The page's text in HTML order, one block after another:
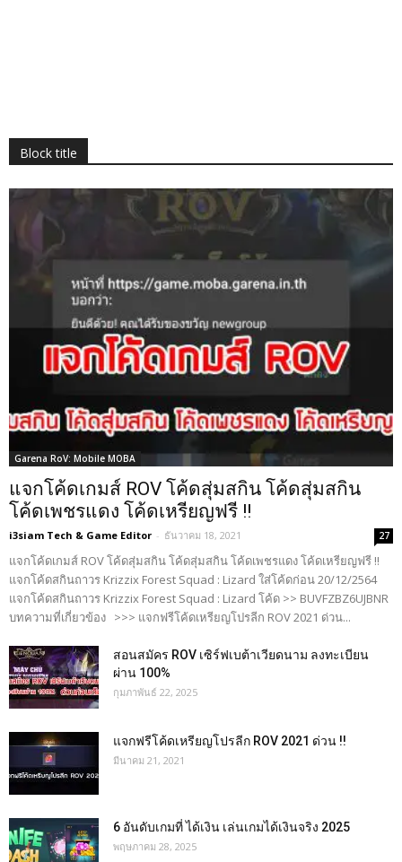
Block title
Garena RoV: Mobile MOBA
แจกโค้ดเกมส์ ROV โค้ดสุ่มสกิน โค้ดสุ่มสกิน
โค้ดเพชรแดง โค้ดเหรียญฟรี !!
i3siam Tech & Game Editor - ธันวาคม 18, 2021 27
แจกโค้ดเกมส์ ROV โค้ดสุ่มสกิน โค้ดสุ่มสกิน โค้ดเพชรแดง โค้ดเหรียญฟรี !!
แจกโค้ดสกินถาวร Krizzix Forest Squad : Lizard ใส่โค้ดก่อน 20/12/2564
แจกโค้ดสกินถาวร Krizzix Forest Squad : Lizard โค้ด >> BUVFZBZ6UJBNR
บทความที่เกี่ยวข้อง >>> แจกฟรีโค้ดเหรียญโปรลีก ROV 2021 ด่วน...
สอนสมัคร ROV เซิร์ฟเบต้าเวียดนาม ลงทะเบียน
ผ่าน 100%
กุมภาพันธ์ 22, 2025
แจกฟรีโค้ดเหรียญโปรลีก ROV 2021 ด่วน !!
มีนาคม 21, 2021
6 อันดับเกมที่ ได้เงิน เล่นเกมได้เงินจริง 2025
พฤษภาคม 28, 2025